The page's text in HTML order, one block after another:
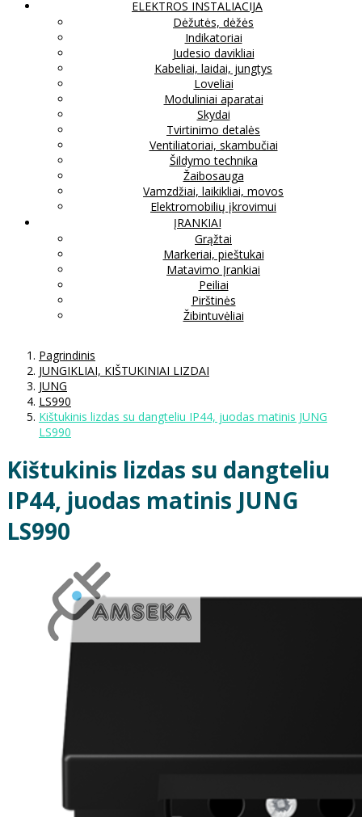
ELEKTROS INSTALIACIJA
Dėžutės, dėžės
Indikatoriai
Judesio davikliai
Kabeliai, laidai, jungtys
Loveliai
Moduliniai aparatai
Skydai
Tvirtinimo detalės
Ventiliatoriai, skambučiai
Šildymo technika
Žaibosauga
Vamzdžiai, laikikliai, movos
Elektromobilių įkrovimui
ĮRANKIAI
Grąžtai
Markeriai, pieštukai
Matavimo Įrankiai
Peiliai
Pirštinės
Žibintuvėliai
Pagrindinis
JUNGIKLIAI, KIŠTUKINIAI LIZDAI
JUNG
LS990
Kištukinis lizdas su dangteliu IP44, juodas matinis JUNG
LS990
Kištukinis lizdas su dangteliu
IP44, juodas matinis JUNG
LS990